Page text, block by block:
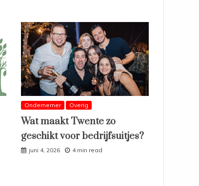
Ondernemer Overig
Wat maakt Twente zo
geschikt voor bedrijfsuitjes?
juni 4, 2026 4 min read